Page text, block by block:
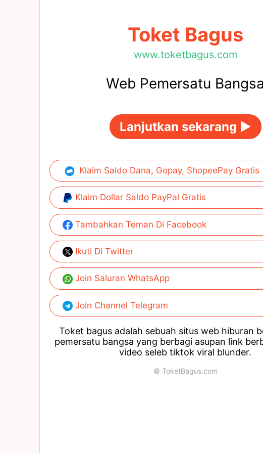
Toket Bagus
www.toketbagus.com
Web Pemersatu Bangsa
Lanjutkan sekarang ►
Klaim Saldo Dana, Gopay, ShopeePay Gratis
Klaim Dollar Saldo PayPal Gratis
Tambahkan Teman Di Facebook
Ikuti Di Twitter
Join Saluran WhatsApp
Join Channel Telegram
Toket bagus adalah sebuah situs web hiburan
pemersatu bangsa yang berbagi asupan link
video seleb tiktok viral blunder.
© ToketBagus.com